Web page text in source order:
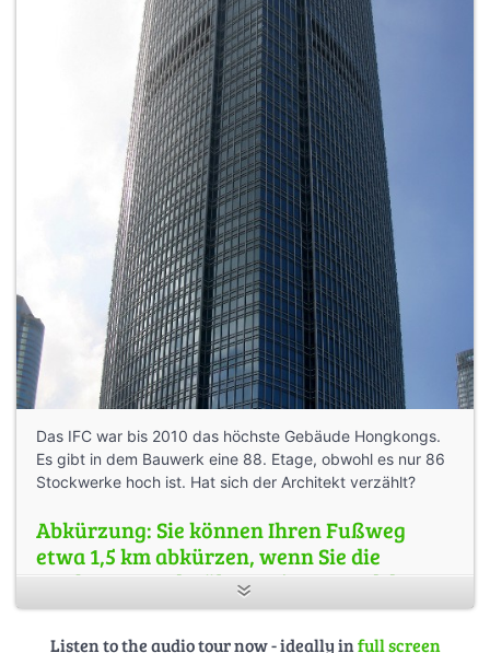
Das IFC war bis 2010 das höchste Gebäude Hongkongs.
Es gibt in dem Bauwerk eine 88. Etage, obwohl es nur 86
Stockwerke hoch ist. Hat sich der Architekt verzählt?
Abkürzung: Sie können Ihren Fußweg
etwa 1,5 km abkürzen, wenn Sie die
Punkte 6,7 und 8 überspringen und der
Überführung entlang der Man Yiu Street
direkt bis zum Punkt 9 (Central) folgen.
Listen to the audio tour now - ideally infull screen